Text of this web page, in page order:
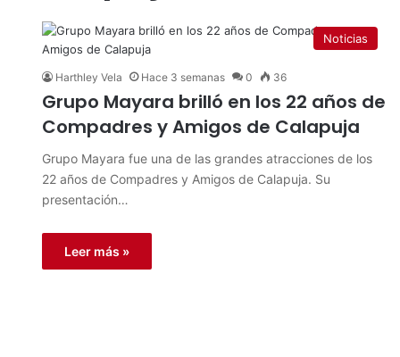
Noticias
Harthley Vela Hace 3 semanas 0 36
Grupo Mayara brilló en los 22 años de
Compadres y Amigos de Calapuja
Grupo Mayara fue una de las grandes atracciones de los
22 años de Compadres y Amigos de Calapuja. Su
presentación…
Leer más »